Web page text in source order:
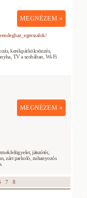
MEGNÉZEM »
kerékpárkölcsönzés,
TV a szobában, Wi-Fi
MEGNÉZEM »
játszótér,
zárt parkoló, zuhanyozós
7 8